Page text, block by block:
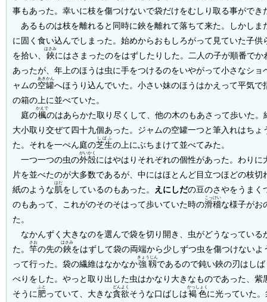
事もあった。幸いに枝を傷つけないで袋だけをむしり取る事ができ
あるものは枝を離れると同時に鋏を離れて落ちて来た。しかしま
に固く食い込んでしまった。始めからおもしろがって見ていた子供
を拾い、 鋏
はさみ
にはさまったのをはずしたりした。二人の子が順番でか
あったが、年上のほうは虫に手をつけるのをいやがって小さなショ
ャムの空罐
あきかん
へほうり込んでいた。小さい妹のほうはかえって平気で
の箱の上に並べていた。
庭の楓
かえで
のはあらかた取り尽くして、他の木のもあさって歩いた。
大小取り交ぜて四十九個あった。ジャムの空罐一つと筆入れはちょ
た。それを一ぺん庭の芝生
しばふ
の上にぶちまけて並べてみた。
一つ一つの虫の外殻
がいかく
にはやはりそれぞれの個性があった。わりに
片を並べたのが大多数であるが、中にはほとんど目立つほどの枝切
紙のような肌
はだ
をしているのもあった。 えにしだの豆のさやをうまく
のもあって、これがのそのそはって歩いていた時の滑稽
こっけい
な様子がお
た。
なかんずく大きなのを選んで袋を切り開き、虫がどうなっている
た。竿
さお
の先の鋏
はさみ
をはずして袋の両端から少しずつ虫を傷つけないよ
って行った。袋の繊維はなかなか強靱
きょうじん
であるので鈍い鋏の刃はし
べりをした。やっと取り出した虫はかなり大きなものであった、紫
そうに肥
ふと
っていて、大きな貪欲
どんよく
そうな口ばしは褐色
かっしょく
に光っていた